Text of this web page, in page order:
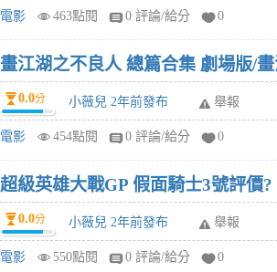
電影 463點閱 0 評論/給分 0
畫江湖之不良人 總篇合集 劇場版/
0.0分 小薇兒 2年前發布 舉報
電影 454點閱 0 評論/給分 0
超級英雄大戰GP 假面騎士3號評價?
0.0分 小薇兒 2年前發布 舉報
電影 550點閱 0 評論/給分 0